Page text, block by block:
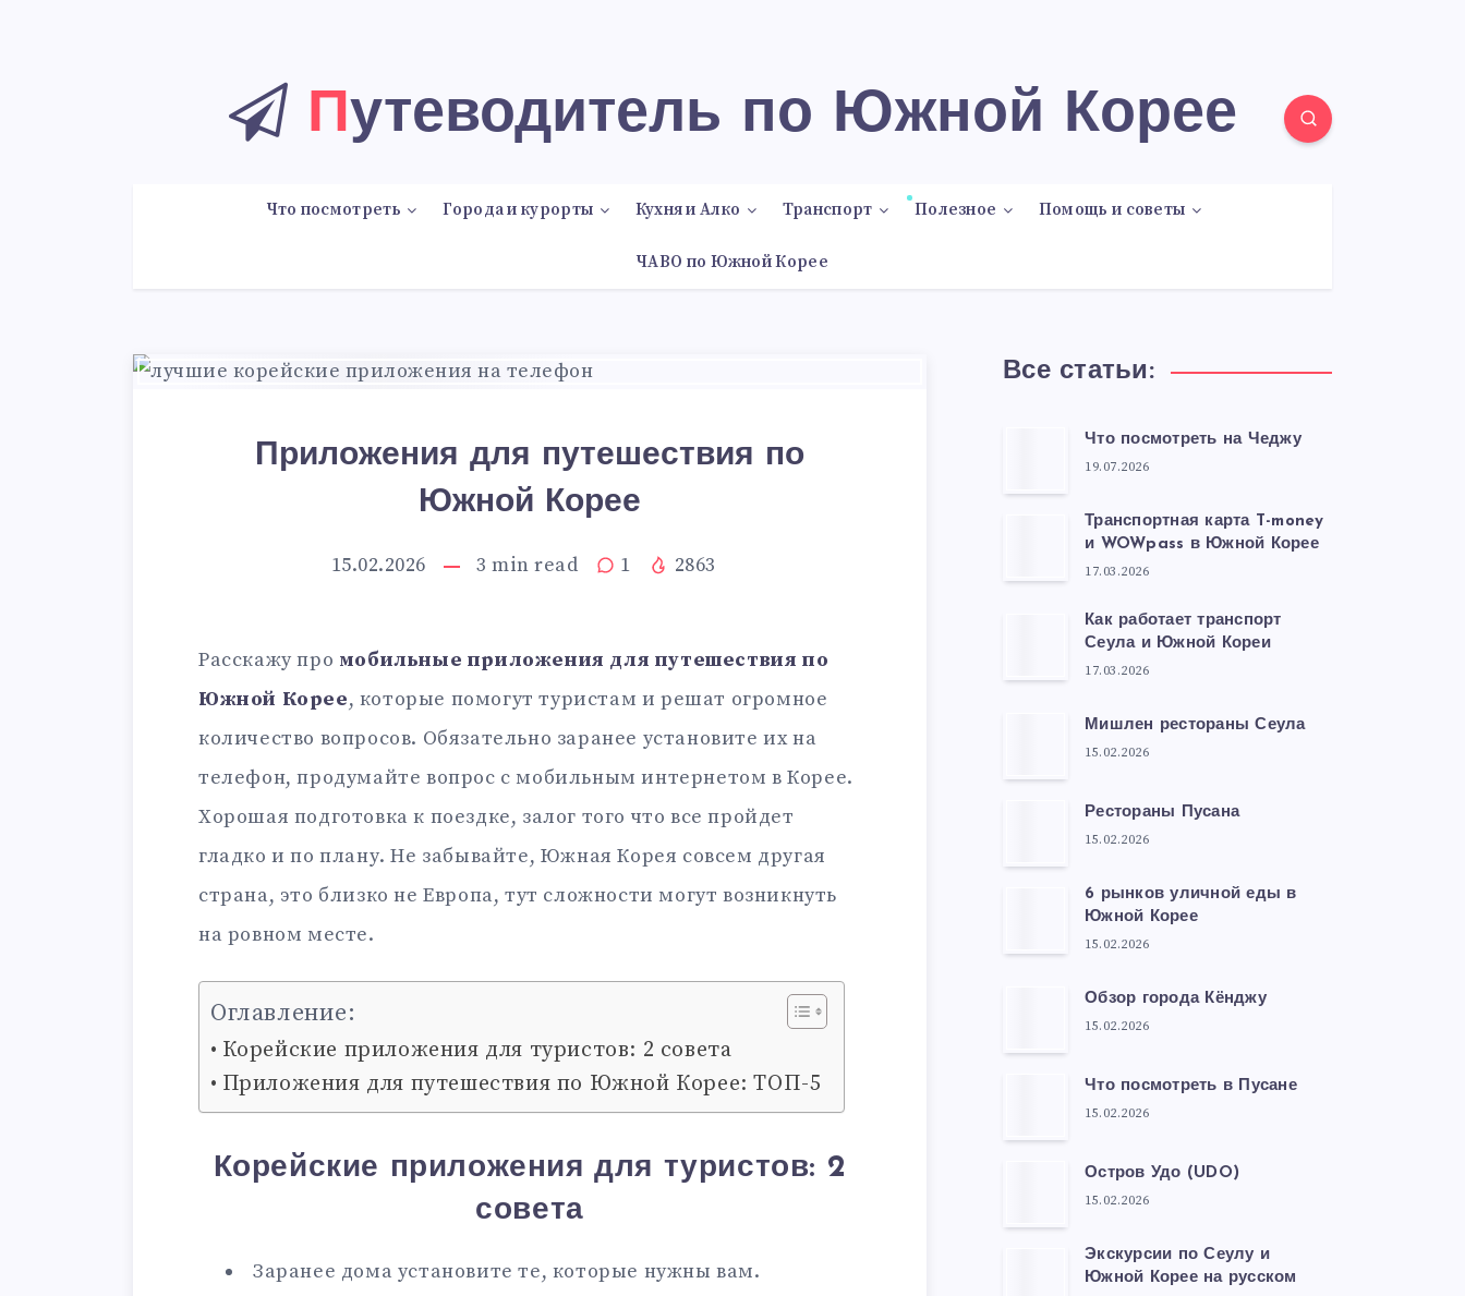
Путеводитель по Южной Корее
Что посмотреть Города и курорты Кухня и Алко Транспорт Полезное Помощь и советы
ЧАВО по Южной Корее
Приложения для путешествия по
Южной Корее
15.02.2026 3 min read 1 2863
Расскажу про мобильные приложения для путешествия по
Южной Корее, которые помогут туристам и решат огромное
количество вопросов. Обязательно заранее установите их на
телефон, продумайте вопрос с мобильным интернетом в Корее.
Хорошая подготовка к поездке, залог того что все пройдет
гладко и по плану. Не забывайте, Южная Корея совсем другая
страна, это близко не Европа, тут сложности могут возникнуть
на ровном месте.
Оглавление:
Корейские приложения для туристов: 2 совета
Приложения для путешествия по Южной Корее: ТОП-5
Корейские приложения для туристов: 2
совета
Заранее дома установите те, которые нужны вам.
Все статьи:
Что посмотреть на Чеджу
19.07.2026
Транспортная карта T-money
и WOWpass в Южной Корее
17.03.2026
Как работает транспорт
Сеула и Южной Кореи
17.03.2026
Мишлен рестораны Сеула
15.02.2026
Рестораны Пусана
15.02.2026
6 рынков уличной еды в
Южной Корее
15.02.2026
Обзор города Кёнджу
15.02.2026
Что посмотреть в Пусане
15.02.2026
Остров Удо (UDO)
15.02.2026
Экскурсии по Сеулу и
Южной Корее на русском